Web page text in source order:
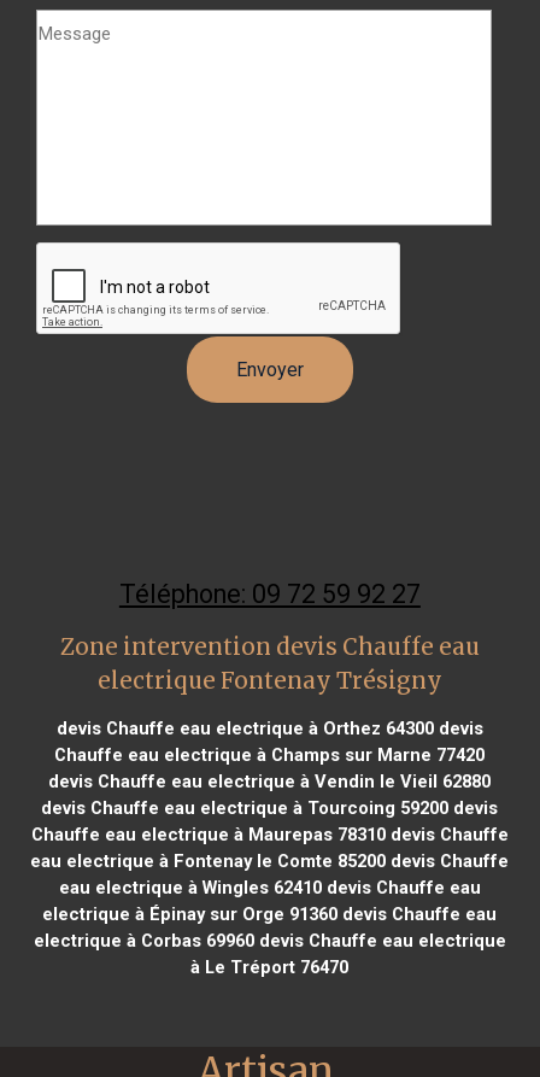
Téléphone: 09 72 59 92 27
Zone intervention devis Chauffe eau
electrique Fontenay Trésigny
devis Chauffe eau electrique à Orthez 64300devis
Chauffe eau electrique à Champs sur Marne 77420
devis Chauffe eau electrique à Vendin le Vieil 62880
devis Chauffe eau electrique à Tourcoing 59200 devis
Chauffe eau electrique à Maurepas 78310devis Chauffe
eau electrique à Fontenay le Comte 85200 devis Chauffe
eau electrique à Wingles 62410devis Chauffe eau
electrique à Épinay sur Orge 91360 devis Chauffe eau
electrique à Corbas 69960devis Chauffe eau electrique
à Le Tréport 76470